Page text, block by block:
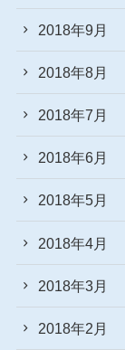
2018年9月
2018年8月
2018年7月
2018年6月
2018年5月
2018年4月
2018年3月
2018年2月